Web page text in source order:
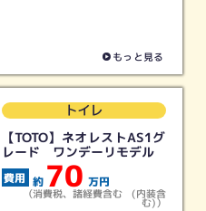
もっと見る
トイレ
【TOTO】ネオレストAS1グ
レード ワンデーリモデル
約 70 万円
（消費税、諸経費含む (内装含
む)）